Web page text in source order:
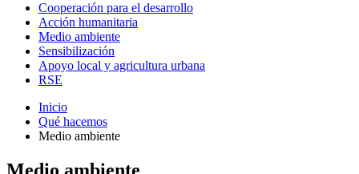
Cooperación para el desarrollo
Acción humanitaria
Medio ambiente
Sensibilización
Apoyo local y agricultura urbana
RSE
Inicio
Qué hacemos
Medio ambiente